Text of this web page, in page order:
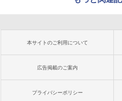
本サイトのご利用について
広告掲載のご案内
プライバシーポリシー